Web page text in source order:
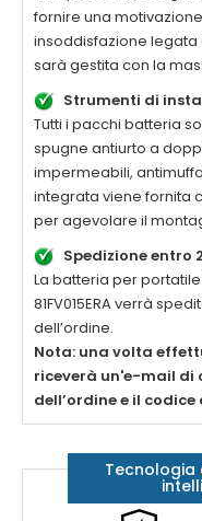
fornire una
insoddisfazione legata
sarà gestita con la
Strumenti di
Tutti i pacchi batteria
spugne antiurto a
impermeabili,
integrata viene fornita
per agevolare il
Spedizione entro
La batteria per portatile
81FV015ERAverrà
dell’ordine.
Nota: una volta
riceverà un'e-mail di
dell’ordine e il
Tecnologia